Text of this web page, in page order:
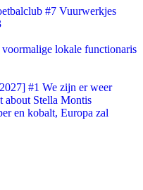
#7 Vuurwerkjes
lokale functionaris
#1 We zijn er weer
about Stella Montis
en kobalt, Europa zal